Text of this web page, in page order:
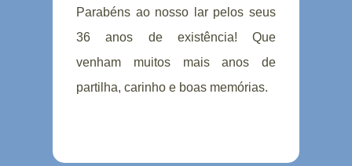
Parabéns ao nosso lar pelos seus
36 anos de existência! Que
venham muitos mais anos de
partilha, carinho e boas memórias.